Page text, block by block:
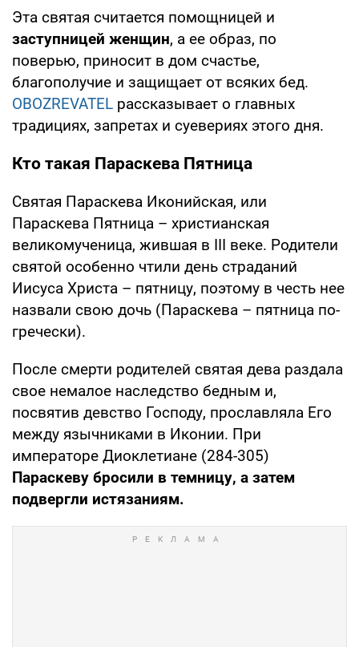
Эта святая считается помощницей и
заступницей женщин, а ее образ, по
поверью, приносит в дом счастье,
благополучие и защищает от всяких бед.
OBOZREVATEL рассказывает о главных
традициях, запретах и суевериях этого дня.
Кто такая Параскева Пятница
Святая Параскева Иконийская, или
Параскева Пятница – христианская
великомученица, жившая в III веке. Родители
святой особенно чтили день страданий
Иисуса Христа – пятницу, поэтому в честь нее
назвали свою дочь (Параскева – пятница по-
гречески).
После смерти родителей святая дева раздала
свое немалое наследство бедным и,
посвятив девство Господу, прославляла Его
между язычниками в Иконии. При
императоре Диоклетиане (284-305)
Параскеву бросили в темницу, а затем
подвергли истязаниям.